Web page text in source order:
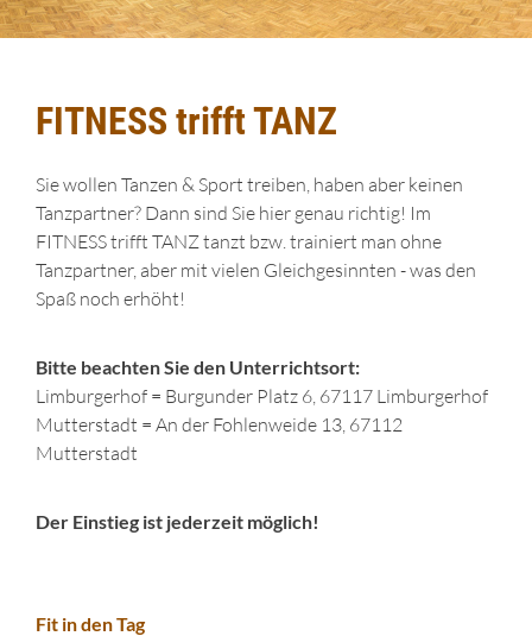
FITNESS trifft TANZ
Sie wollen Tanzen & Sport treiben, haben aber keinen
Tanzpartner? Dann sind Sie hier genau richtig! Im
FITNESS trifft TANZ tanzt bzw. trainiert man ohne
Tanzpartner, aber mit vielen Gleichgesinnten - was den
Spaß noch erhöht!
Bitte beachten Sie den Unterrichtsort:
Limburgerhof = Burgunder Platz 6, 67117 Limburgerhof
Mutterstadt = An der Fohlenweide 13, 67112
Mutterstadt
Der Einstieg ist jederzeit möglich!
Fit in den Tag